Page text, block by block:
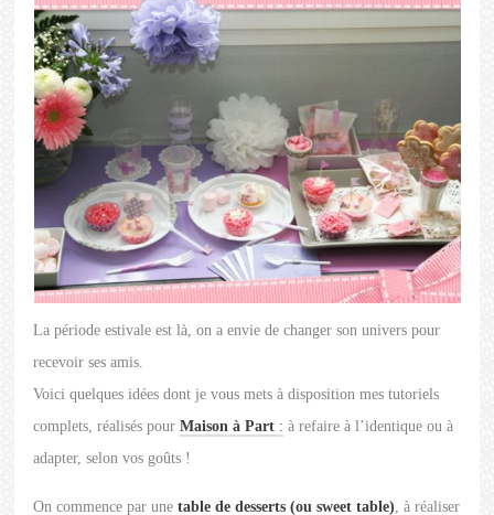
La période estivale est là, on a envie de changer son univers pour
recevoir ses amis.
Voici quelques idées dont je vous mets à disposition mes tutoriels
complets, réalisés pourMaison à Part : à refaire à l’identique ou à
adapter, selon vos goûts !
On commence par unetable de desserts (ou sweet table) , à réaliser